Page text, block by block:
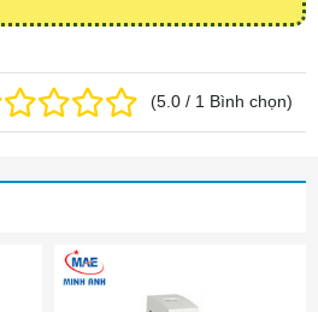
(5.0 / 1 Bình chọn)